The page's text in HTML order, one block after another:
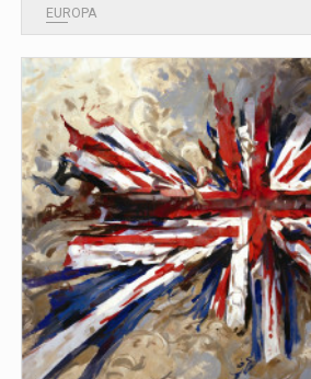
EUROPA